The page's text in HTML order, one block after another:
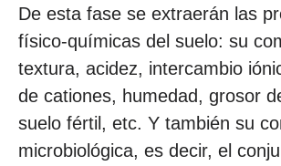
De esta fase se extraerán las
físico-químicas del suelo: su
textura, acidez, intercambio
de cationes, humedad, grosor
suelo fértil, etc. Y también su
microbiológica, es decir, el